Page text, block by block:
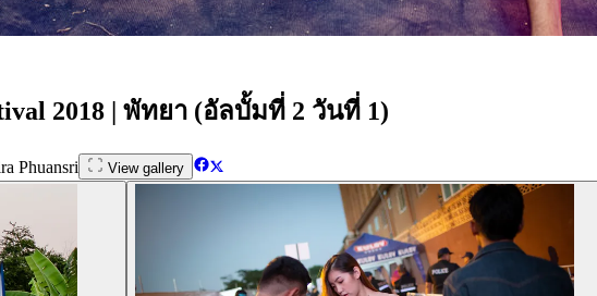
2018 | พัทยา (อัลบั้มที่ 2 วันที่ 1)
Phuansri View gallery